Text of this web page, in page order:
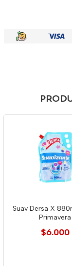
Suav Dersa X
Primavera
$6.000